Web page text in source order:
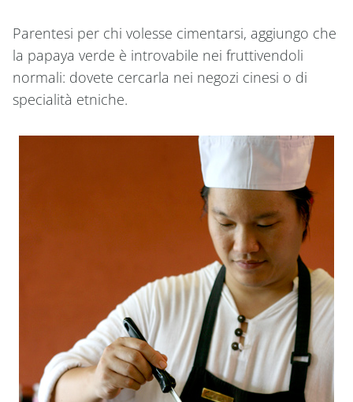
Parentesi per chi volesse cimentarsi, aggiungo che
la papaya verde è introvabile nei fruttivendoli
normali: dovete cercarla nei negozi cinesi o di
specialità etniche.